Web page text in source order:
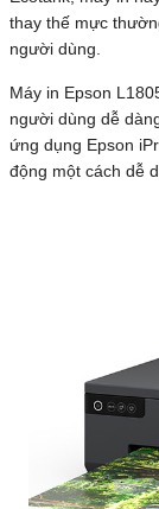
thay thế mực
người dùng.
Máy in Epson
người dùng dễ
ứng dụng Epson
động một cách dễ